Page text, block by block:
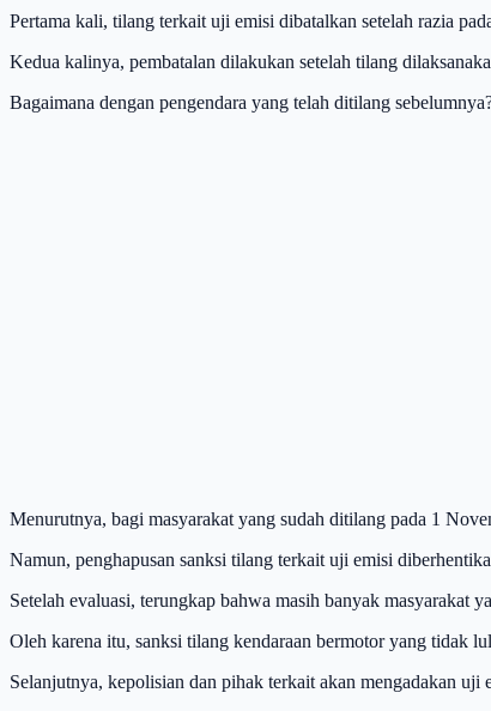
Pertama kali, tilang terkait uji emisi dibatalkan setelah razia
Kedua kalinya, pembatalan dilakukan setelah tilang
Bagaimana dengan pengendara yang telah ditilang
Menurutnya, bagi masyarakat yang sudah ditilang pada 1
Namun, penghapusan sanksi tilang terkait uji emisi
Setelah evaluasi, terungkap bahwa masih banyak masyarakat
Oleh karena itu, sanksi tilang kendaraan bermotor yang tidak
Selanjutnya, kepolisian dan pihak terkait akan mengadakan